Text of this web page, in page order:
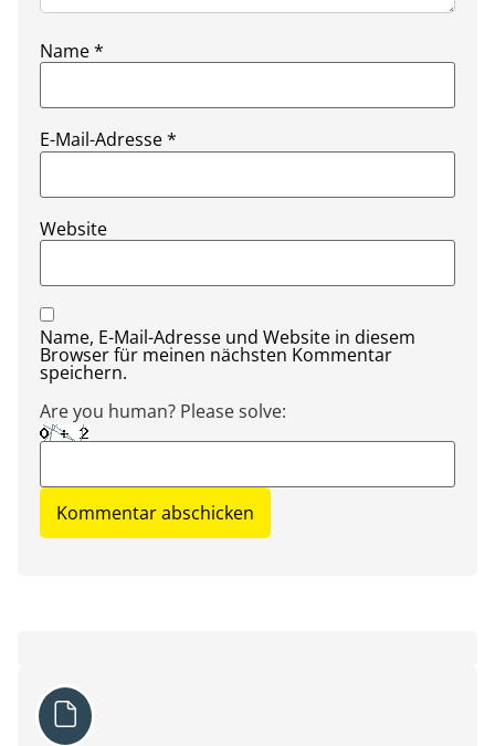
Name*
E-Mail-Adresse*
Website
Name, E-Mail-Adresse und Website in diesem
Browser für meinen nächsten Kommentar
speichern.
Are you human? Please solve: